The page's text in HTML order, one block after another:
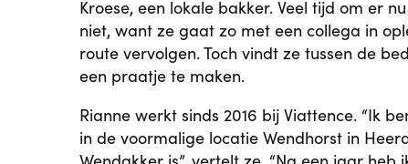
Kroese, een lokale bakker. Veel tijd om er
niet, want ze gaat zo met een collega in
route vervolgen. Toch vindt ze tussen de
een praatje te maken.
Rianne werkt sinds 2016 bij Viattence. “Ik
in de voormalige locatie Wendhorst in